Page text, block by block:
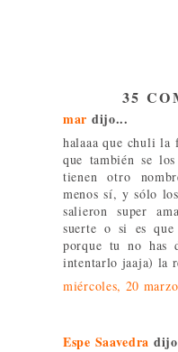
35
mar dijo...
halaaa que chuli la
que también se
tienen otro
menos sí, y sólo
salieron super
suerte o si es
porque tu no has
intentarlo jaaja) la
miércoles, 20
Espe Saavedra